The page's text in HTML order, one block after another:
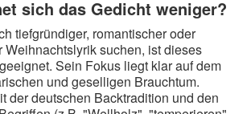
sich das Gedicht weniger?
tiefgründiger, romantischer oder
Weihnachtslyrik suchen, ist dieses
Sein Fokus liegt klar auf dem
und geselligen Brauchtum.
der deutschen Backtradition und den